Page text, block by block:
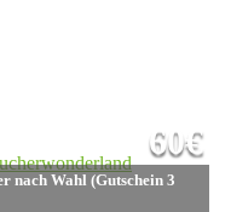
nach Wahl (Gutschein 3
60€